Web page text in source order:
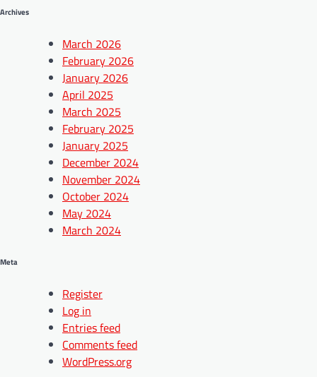
Archives
March 2026
February 2026
January 2026
April 2025
March 2025
February 2025
January 2025
December 2024
November 2024
October 2024
May 2024
March 2024
Meta
Register
Log in
Entries feed
Comments feed
WordPress.org